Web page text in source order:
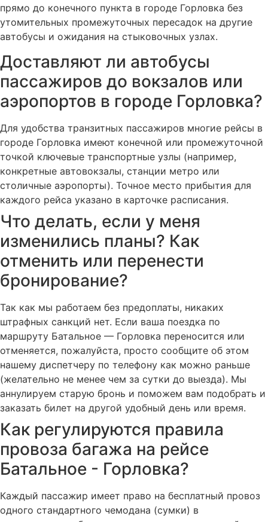
прямо до конечного пункта в городе Горловка без
утомительных промежуточных пересадок на другие
автобусы и ожидания на стыковочных узлах.
Доставляют ли автобусы
пассажиров до вокзалов или
аэропортов в городе Горловка?
Для удобства транзитных пассажиров многие рейсы в
городе Горловка имеют конечной или промежуточной
точкой ключевые транспортные узлы (например,
конкретные автовокзалы, станции метро или
столичные аэропорты). Точное место прибытия для
каждого рейса указано в карточке расписания.
Что делать, если у меня
изменились планы? Как
отменить или перенести
бронирование?
Так как мы работаем без предоплаты, никаких
штрафных санкций нет. Если ваша поездка по
маршруту Батальное — Горловка переносится или
отменяется, пожалуйста, просто сообщите об этом
нашему диспетчеру по телефону как можно раньше
(желательно не менее чем за сутки до выезда). Мы
аннулируем старую бронь и поможем вам подобрать и
заказать билет на другой удобный день или время.
Как регулируются правила
провоза багажа на рейсе
Батальное - Горловка?
Каждый пассажир имеет право на бесплатный провоз
одного стандартного чемодана (сумки) в